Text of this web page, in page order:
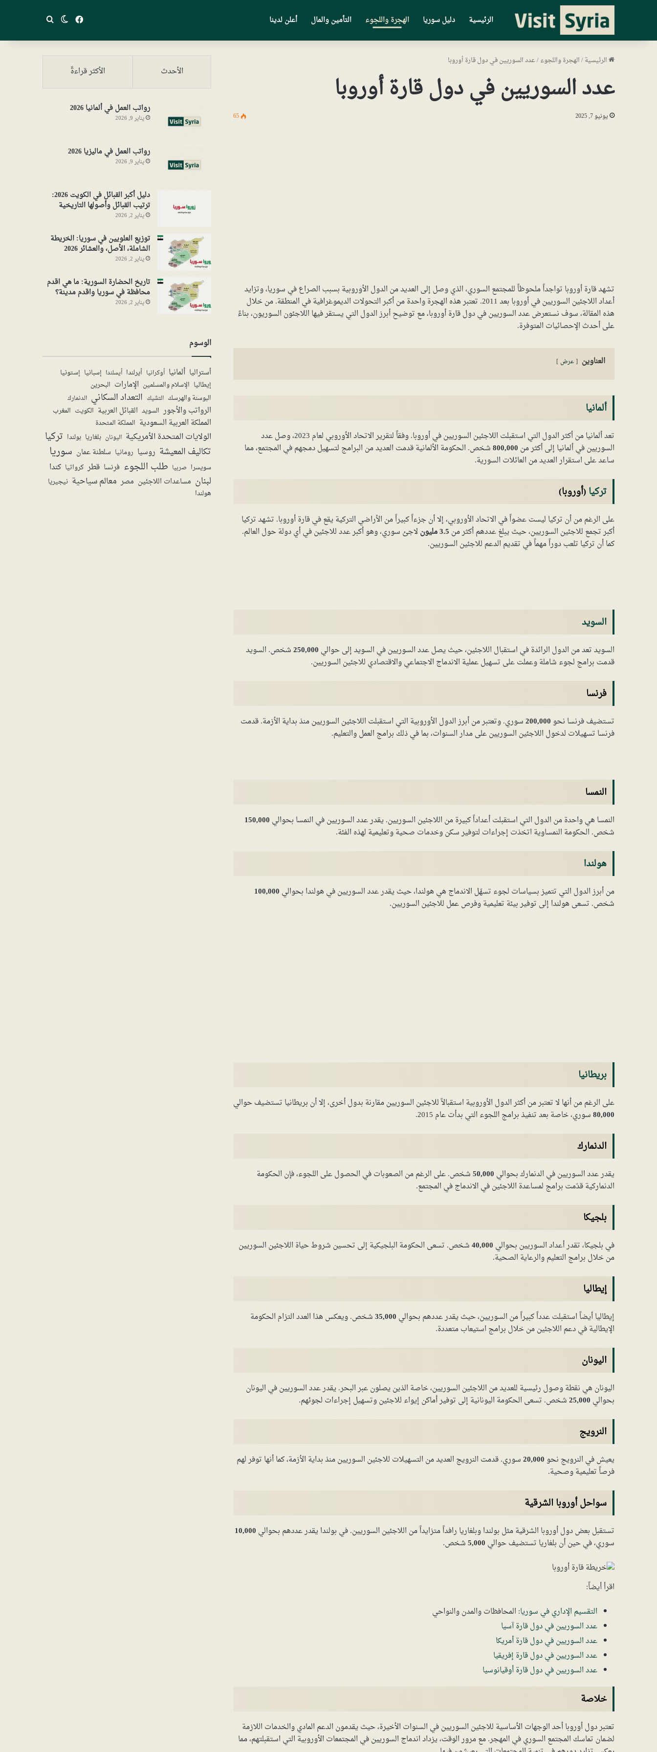
الرئيسية دليل سوريا الهجرة واللجوء التأمين والمال أعلن لدينا فيسبوكالوضع المظلم
بحث عن
الرئيسية/الهجرة واللجوء/عدد السوريين في دول قارة أوروبا
عدد السوريين في دول قارة أوروبا
يونيو 7, 2025 65
تشهد قارة أوروبا تواجداً ملحوظاً للمجتمع السوري، الذي وصل إلى العديد من الدول الأوروبية بسبب الصراع في سوريا، وتزايد
أعداد اللاجئين السوريين في أوروبا بعد 2011. تعتبر هذه الهجرة واحدة من أكبر التحولات الديموغرافية في المنطقة. من خلال
هذه المقالة، سوف نستعرض عدد السوريين في دول قارة أوروبا، مع توضيح أبرز الدول التي يستقر فيها اللاجئون السوريون، بناءً
على أحدث الإحصائيات المتوفرة.
العناوين عرض
ألمانيا
تعد ألمانيا من أكثر الدول التي استقبلت اللاجئين السوريين في أوروبا. وفقاً لتقرير الاتحاد الأوروبي لعام 2023، وصل عدد
السوريين في ألمانيا إلى أكثر من 800,000شخص. الحكومة الألمانية قدمت العديد من البرامج لتسهيل دمجهم في المجتمع، مما
ساعد على استقرار العديد من العائلات السورية.
تركيا(أوروبا)
على الرغم من أن تركيا ليست عضواً في الاتحاد الأوروبي، إلا أن جزءاً كبيراً من الأراضي التركية يقع في قارة أوروبا. تشهد تركيا
أكبر تجمع للاجئين السوريين، حيث يبلغ عددهم أكثر من 3.5 مليون
لاجئ سوري، وهو أكبر عدد للاجئين في أي دولة حول العالم.
كما أن تركيا تلعب دوراً مهماً في تقديم الدعم للاجئين السوريين.
السويد
السويد تعد من الدول الرائدة في استقبال اللاجئين، حيث يصل عدد السوريين في السويد إلى حوالي 250,000شخص. السويد
قدمت برامج لجوء شاملة وعملت على تسهيل عملية الاندماج الاجتماعي والاقتصادي للاجئين السوريين.
فرنسا
تستضيف فرنسا نحو200,000سوري. وتعتبر من أبرز الدول الأوروبية التي استقبلت اللاجئين السوريين منذ بداية الأزمة. قدمت
فرنسا تسهيلات لدخول اللاجئين السوريين على مدار السنوات، بما في ذلك برامج العمل والتعليم.
النمسا
النمسا هي واحدة من الدول التي استقبلت أعداداً كبيرة من اللاجئين السوريين. يقدر عدد السوريين في النمسا بحوالي 150,000
شخص. الحكومة النمساوية اتخذت إجراءات لتوفير سكن وخدمات صحية وتعليمية لهذه الفئة.
هولندا
من أبرز الدول التي تتميز بسياسات لجوء تسهّل الاندماج هي هولندا، حيث يقدر عدد السوريين في هولندا بحوالي 100,000
شخص. تسعى هولندا إلى توفير بيئة تعليمية وفرص عمل للاجئين السوريين.
بريطانيا
على الرغم من أنها لا تعتبر من أكثر الدول الأوروبية استقبالاً للاجئين السوريين مقارنة بدول أخرى، إلا أن بريطانيا تستضيف حوالي
80,000سوري، خاصة بعد تنفيذ برامج اللجوء التي بدأت عام 2015.
الدنمارك
يقدر عدد السوريين في الدنمارك بحوالي 50,000شخص. على الرغم من الصعوبات في الحصول على اللجوء، فإن الحكومة
الدنماركية قدّمت برامج لمساعدة اللاجئين في الاندماج في المجتمع.
بلجيكا
في بلجيكا، تقدر أعداد السوريين بحوالي 40,000شخص. تسعى الحكومة البلجيكية إلى تحسين شروط حياة اللاجئين السوريين
من خلال برامج التعليم والرعاية الصحية.
إيطاليا
إيطاليا أيضاً استقبلت عدداً كبيراً من السوريين، حيث يقدر عددهم بحوالي 35,000شخص. ويعكس هذا العدد التزام الحكومة
الإيطالية في دعم اللاجئين من خلال برامج استيعاب متعددة.
اليونان
اليونان هي نقطة وصول رئيسية للعديد من اللاجئين السوريين، خاصة الذين يصلون عبر البحر. يقدر عدد السوريين في اليونان
بحوالي 25,000شخص. تسعى الحكومة اليونانية إلى توفير أماكن إيواء للاجئين وتسهيل إجراءات لجوئهم.
النرويج
يعيش في النرويج نحو20,000سوري. قدمت النرويج العديد من التسهيلات للاجئين السوريين منذ بداية الأزمة، كما أنها توفر لهم
فرصاً تعليمية وصحية.
سواحل أوروبا الشرقية
تستقبل بعض دول أوروبا الشرقية مثل بولندا وبلغاريا رافداً متزايداً من اللاجئين السوريين. في بولندا يقدر عددهم بحوالي 10,000
سوري، في حين أن بلغاريا تستضيف حوالي 5,000شخص.
اقرأ أيضاً:
التقسيم الإداري في سوريا: المحافظات والمدن والنواحي
عدد السوريين في دول قارة آسيا
عدد السوريين في دول قارة أمريكا
عدد السوريين في دول قارة إفريقيا
عدد السوريين في دول قارة أوقيانوسيا
خلاصة
تعتبر دول أوروبا أحد الوجهات الأساسية للاجئين السوريين في السنوات الأخيرة، حيث يقدمون الدعم المادي والخدمات اللازمة
لضمان تماسك المجتمع السوري في المهجر. مع مرور الوقت، يزداد اندماج السوريين في المجتمعات الأوروبية التي استقبلتهم، مما
الأحدث الأكثر قراءةً
رواتب العمل في ألمانيا 2026
يناير 9, 2026
رواتب العمل في ماليزيا 2026
يناير 9, 2026
دليل أكبر القبائل في الكويت 2026:
ترتيب القبائل وأصولها التاريخية
يناير 2, 2026
توزيع العلويين في سوريا: الخريطة
الشاملة، الأصل، والعشائر 2026
يناير 2, 2026
تاريخ الحضارة السورية: ما هي اقدم
محافظة في سوريا واقدم مدينة؟
يناير 2, 2026
الوسوم
أستراليا ألمانيا أوكرانيا أيرلندا أيسلندا إسبانيا إستونيا
إيطاليا الإسلام والمسلمين الإمارات البحرين
البوسنة والهرسك التشيك التعداد السكاني الدنمارك
الرواتب والأجور السويد القبائل العربية الكويت المغرب
المملكة العربية السعودية المملكة المتحدة
الولايات المتحدة الأمريكية اليونان بلغاريا بولندا تركيا
تكاليف المعيشة روسيا رومانيا سلطنة عمان سوريا
سويسرا صربيا طلب اللجوء فرنسا قطر كرواتيا كندا
لبنان مساعدات اللاجئين مصر معالم سياحية نيجيريا
هولندا